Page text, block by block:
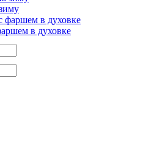
в духовке